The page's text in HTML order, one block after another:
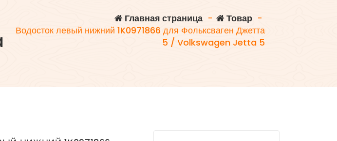
Главная страница - Товар -
Водосток левый нижний 1K0971866 для Фольксваген Джетта
5 / Volkswagen Jetta 5